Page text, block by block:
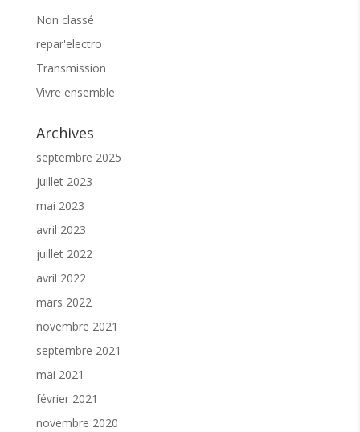
Non classé
repar'electro
Transmission
Vivre ensemble
Archives
septembre 2025
juillet 2023
mai 2023
avril 2023
juillet 2022
avril 2022
mars 2022
novembre 2021
septembre 2021
mai 2021
février 2021
novembre 2020